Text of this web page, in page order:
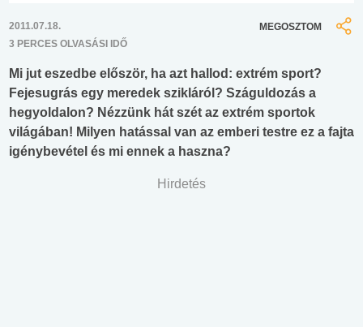
2011.07.18.
3 PERCES OLVASÁSI IDŐ
MEGOSZTOM
Mi jut eszedbe először, ha azt hallod: extrém sport?
Fejesugrás egy meredek szikláról? Száguldozás a
hegyoldalon? Nézzünk hát szét az extrém sportok
világában! Milyen hatással van az emberi testre ez a fajta
igénybevétel és mi ennek a haszna?
Hirdetés